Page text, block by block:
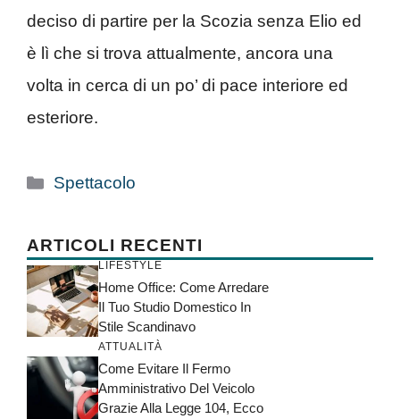
deciso di partire per la Scozia senza Elio ed
è lì che si trova attualmente, ancora una
volta in cerca di un po’ di pace interiore ed
esteriore.
Categorie
Spettacolo
ARTICOLI RECENTI
LIFESTYLE
Home Office: Come Arredare
Il Tuo Studio Domestico In
Stile Scandinavo
ATTUALITÀ
Come Evitare Il Fermo
Amministrativo Del Veicolo
Grazie Alla Legge 104, Ecco